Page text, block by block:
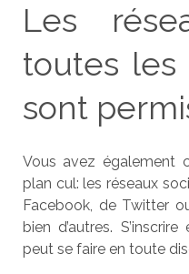
Les
toutes les
sont
Vous avez également
plan cul: les réseaux
Facebook, de Twitter
bien d’autres.
peut se faire en toute